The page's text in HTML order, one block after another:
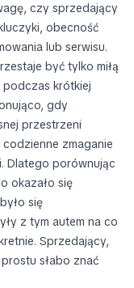
czy sprzedający
obecność
lub serwisu.
być tylko miłą
podczas krótkiej
gdy
przestrzeni
zmaganie
Dlatego porównując
okazało się
się
z tym autem na co
Sprzedający,
słabo znać